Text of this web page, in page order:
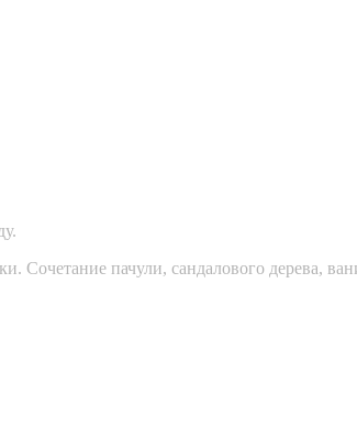
пачули, сандалового дерева,